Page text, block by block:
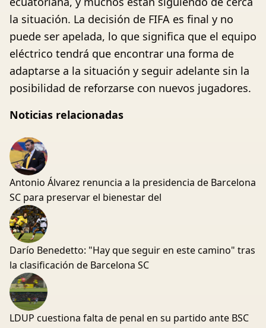
la situación. La decisión de FIFA es final y no
puede ser apelada, lo que significa que el equipo
eléctrico tendrá que encontrar una forma de
adaptarse a la situación y seguir adelante sin la
posibilidad de reforzarse con nuevos jugadores.
Noticias relacionadas
Antonio Álvarez renuncia a la presidencia de Barcelona
SC para preservar el bienestar del
Darío Benedetto: "Hay que seguir en este camino" tras
la clasificación de Barcelona SC
LDUP cuestiona falta de penal en su partido ante BSC